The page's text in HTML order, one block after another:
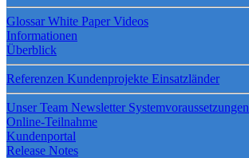
GlossarWhite PaperVideos
Informationen
Überblick
Referenzen Kundenprojekte Einsatzländer
Unser Team Newsletter Systemvoraussetzungen
Online-Teilnahme
Kundenportal
Release Notes